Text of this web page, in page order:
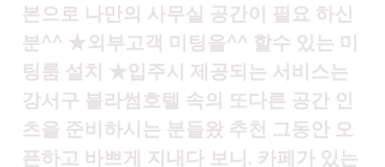
본으로 나만의 사무실 공간이 필요 하신
분^^ ★외부고객 미팅을^^ 할수 있는 미
팅룸 설치 ★입주시 제공되는 서비스는
강서구 블라썸호텔 속의 또다른 공간 인
츠을 준비하시는 분들왔 추천 그동안 오
픈하고 바쁘게 지내다 보니. 카페가 있는